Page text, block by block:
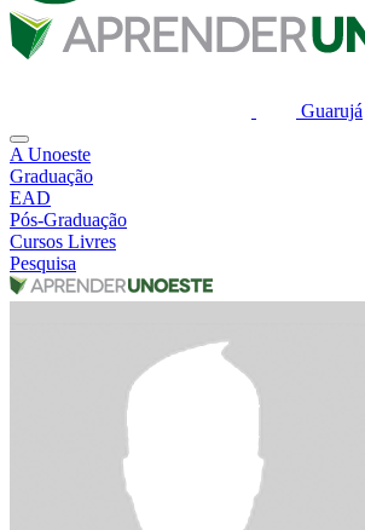
Guarujá
A Unoeste
Graduação
EAD
Pós-Graduação
Cursos Livres
Pesquisa